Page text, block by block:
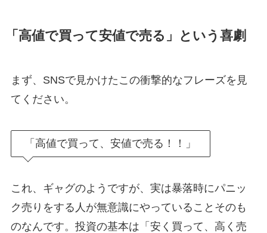
「高値で買って安値で売る」という喜劇
まず、SNSで見かけたこの衝撃的なフレーズを見
てください。
「高値で買って、安値で売る！！」
これ、ギャグのようですが、実は暴落時にパニッ
ク売りをする人が無意識にやっていることそのも
のなんです。投資の基本は「安く買って、高く売